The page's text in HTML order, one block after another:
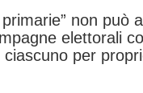
non può
elettorali
per